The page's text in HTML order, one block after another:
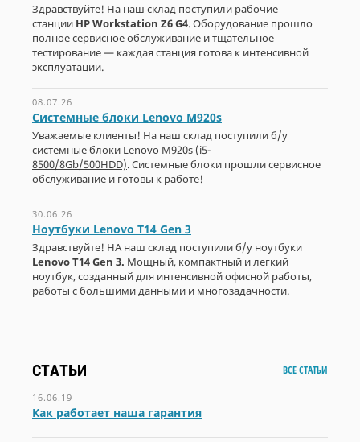
Здравствуйте! На наш склад поступили рабочие
станции HP Workstation Z6 G4. Оборудование прошло
полное сервисное обслуживание и тщательное
тестирование — каждая станция готова к интенсивной
эксплуатации.
08.07.26
Системные блоки Lenovo M920s
Уважаемые клиенты! На наш склад поступили б/у
системные блоки Lenovo M920s (i5-
8500/8Gb/500HDD). Системные блоки прошли сервисное
обслуживание и готовы к работе!
30.06.26
Ноутбуки Lenovo T14 Gen 3
Здравствуйте! НА наш склад поступили б/у ноутбуки
Lenovo T14 Gen 3. Мощный, компактный и легкий
ноутбук, созданный для интенсивной офисной работы,
работы с большими данными и многозадачности.
СТАТЬИ ВСЕ СТАТЬИ
16.06.19
Как работает наша гарантия